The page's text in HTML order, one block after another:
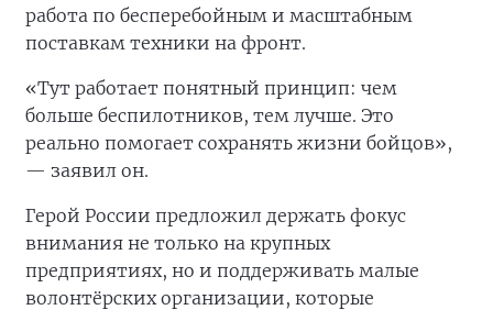
работа по бесперебойным и масштабным
поставкам техники на фронт.
«Тут работает понятный принцип: чем
больше беспилотников, тем лучше. Это
реально помогает сохранять жизни бойцов»,
— заявил он.
Герой России предложил держать фокус
внимания не только на крупных
предприятиях, но и поддерживать малые
волонтёрских организации, которые